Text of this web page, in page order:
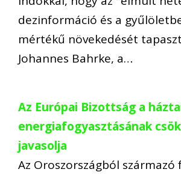
dezinformáció és a
mértékű növekedését
Johannes Bahrke, a…
Az Európai Bizottság a
energiafogyasztásának
javasolja
Az Oroszországból származó